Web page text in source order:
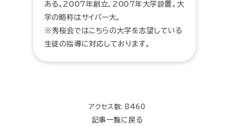
ある。2007年創立、2007年大学設置。大
学の略称はサイバー大。
※秀桜会ではこちらの大学を志望している
生徒の指導に対応しております。
アクセス数: 8460
記事一覧に戻る